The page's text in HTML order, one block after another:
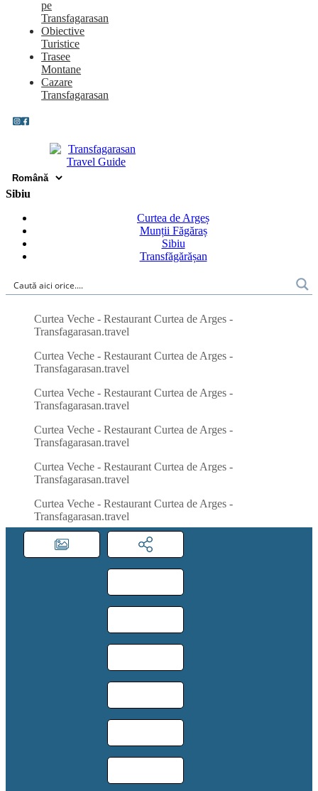
pe
Transfagarasan
Obiective
Turistice
Trasee
Montane
Cazare
Transfagarasan
Sibiu
Curtea de Argeș
Munții Făgăraș
Sibiu
Transfăgărășan
Curtea Veche - Restaurant Curtea de Arges -
Transfagarasan.travel
Curtea Veche - Restaurant Curtea de Arges -
Transfagarasan.travel
Curtea Veche - Restaurant Curtea de Arges -
Transfagarasan.travel
Curtea Veche - Restaurant Curtea de Arges -
Transfagarasan.travel
Curtea Veche - Restaurant Curtea de Arges -
Transfagarasan.travel
Curtea Veche - Restaurant Curtea de Arges -
Transfagarasan.travel